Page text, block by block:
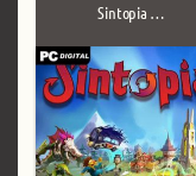
Sintopia …